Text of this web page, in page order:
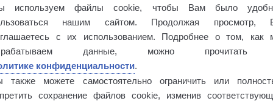
используем файлы cookie, чтобы Вам было
нашим сайтом. Продолжая просмотр,
с их использованием. Подробнее о том, как
данные, можно прочитать
конфиденциальности.
также можете самостоятельно ограничить или
сохранение файлов cookie, изменив